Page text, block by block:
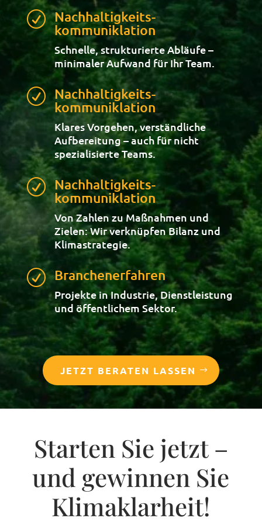
R Nachhaltigkeits-
kommuniklation
Schnelle, strukturierte Abläufe –
minimaler Aufwand für Ihr Team.
R Nachhaltigkeits-
kommuniklation
Klares Vorgehen, verständliche
Aufbereitung – auch für nicht
spezialisierte Teams.
R Nachhaltigkeits-
kommuniklation
Von Zahlen zu Maßnahmen und
Zielen: Wir verknüpfen Bilanz und
Klimastrategie.
R Branchenerfahren
Projekte in Industrie, Dienstleistung
und öffentlichem Sektor.
JETZT BERATEN LASSEN
Starten Sie jetzt –
und gewinnen Sie
Klimaklarheit!